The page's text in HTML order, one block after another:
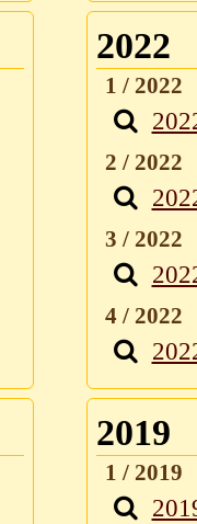
2022
1 / 2022
2 / 2022
3 / 2022
4 / 2022
2019
1 / 2019